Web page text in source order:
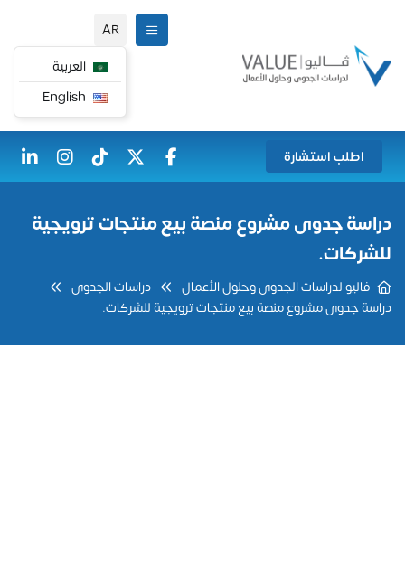
AR
العربية
اطلب استشارة
دراسة جدوى مشروع منصة بيع منتجات ترويجية
للشركات.
فاليو لدراسات الجدوى وحلول الأعمال
دراسات الجدوى
دراسة جدوى مشروع منصة بيع منتجات ترويجية للشركات.